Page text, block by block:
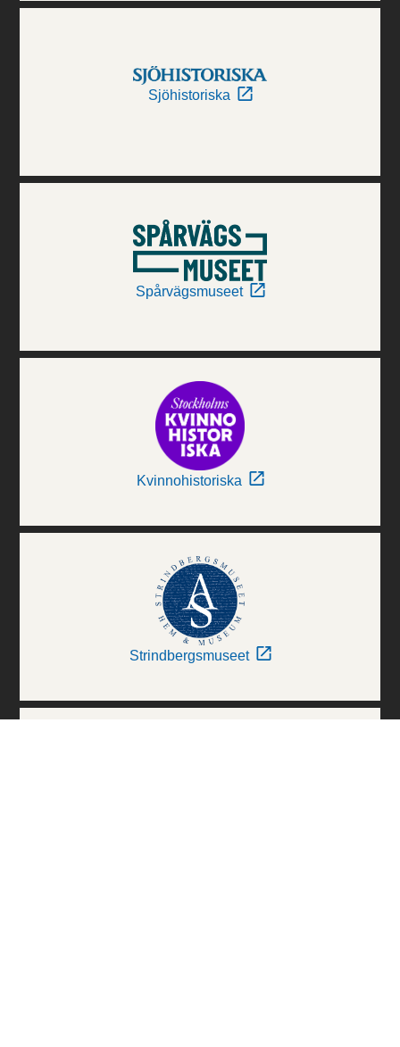
Sjöhistoriska
Spårvägsmuseet
Kvinnohistoriska
Strindbergsmuseet